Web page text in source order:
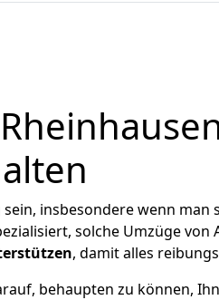
sein, insbesondere wenn man
solche Umzüge von
, damit alles
behaupten zu können,